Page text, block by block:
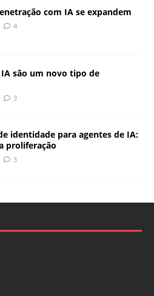
com IA se expandem
4
são um novo tipo de
3
identidade para agentes de IA:
proliferação
3